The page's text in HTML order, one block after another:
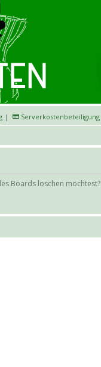
| Serverkostenbeteiligung
Boards löschen möchtest?